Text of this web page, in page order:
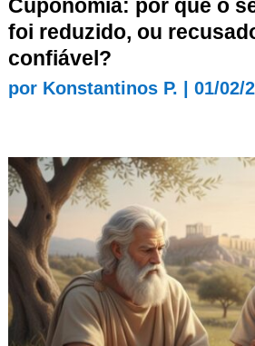
Cuponomia: por que o
foi reduzido, ou
confiável?
por Konstantinos P. 01/02/